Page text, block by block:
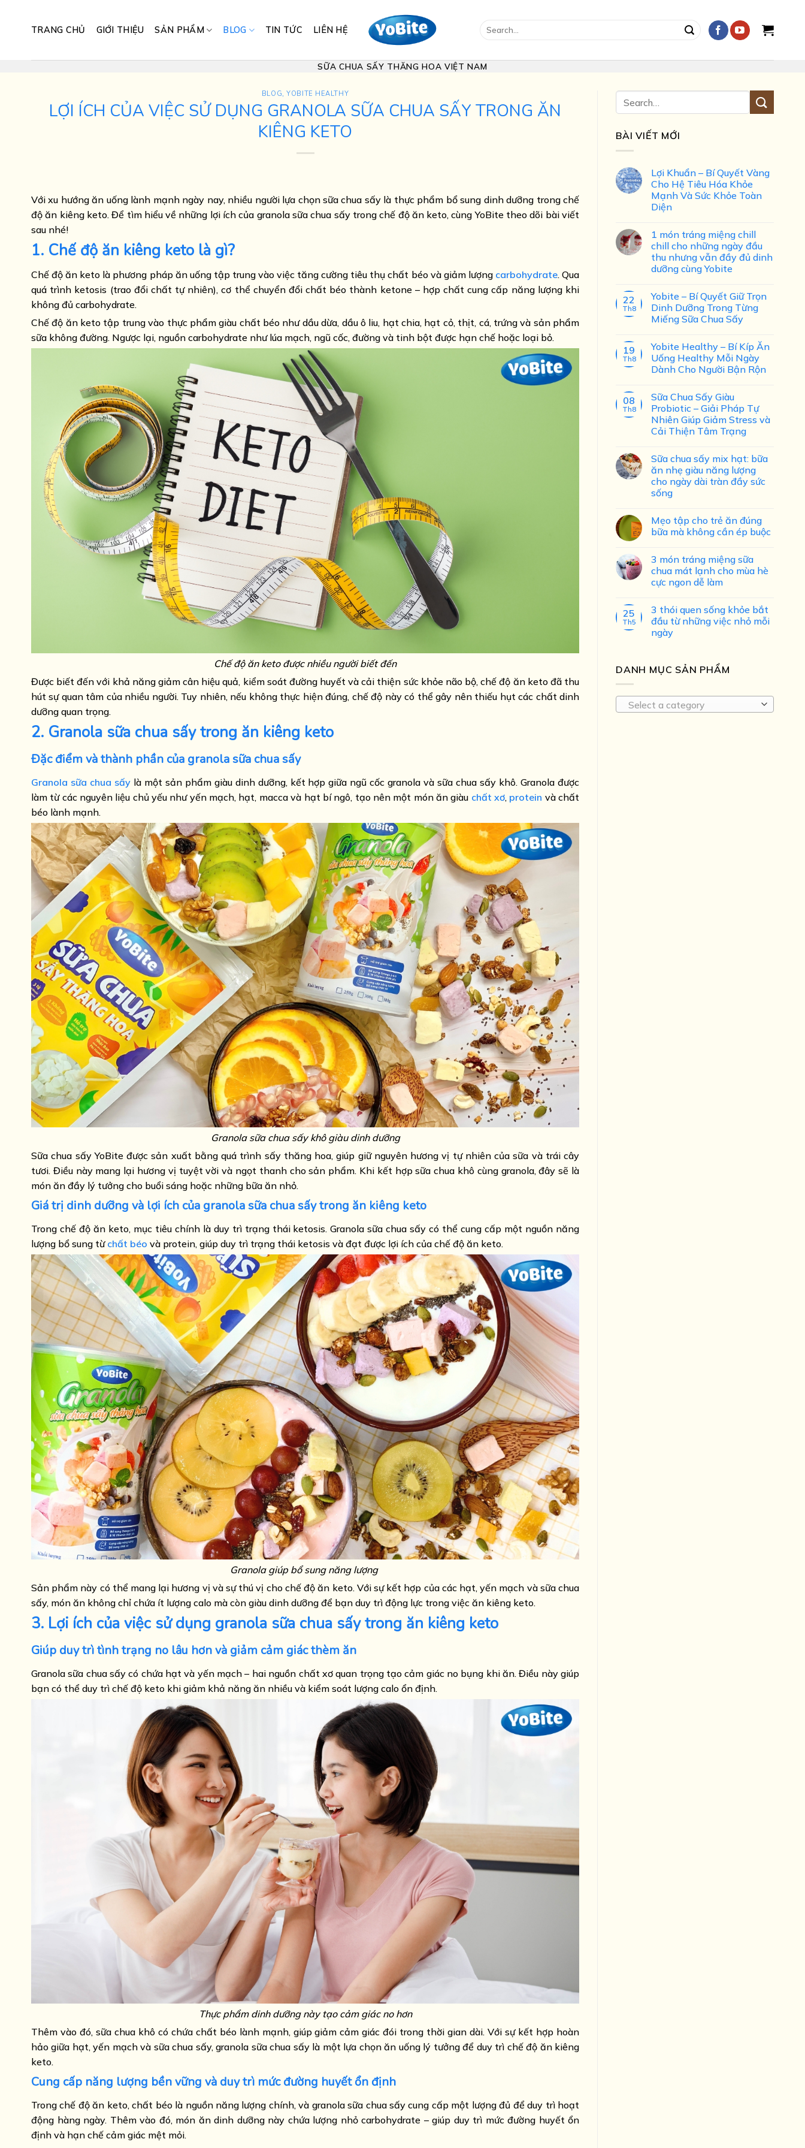
content
TRANG CHỦ GIỚI THIỆU SẢN PHẨM BLOG TIN TỨC LIÊN HỆ
Search
SỮA CHUA SẤY THĂNG HOA VIỆT NAM
BLOG,YOBITE HEALTHY
LỢI ÍCH CỦA VIỆC SỬ DỤNG GRANOLA SỮA CHUA SẤY TRONG ĂN
KIÊNG KETO
Với xu hướng ăn uống lành mạnh ngày nay, nhiều người lựa chọn sữa chua sấy là thực phẩm bổ sung dinh dưỡng trong chế
độ ăn kiêng keto. Để tìm hiểu về những lợi ích của granola sữa chua sấy trong chế độ ăn keto, cùng YoBite theo dõi bài viết
sau nhé!
1. Chế độ ăn kiêng keto là gì?
Chế độ ăn keto là phương pháp ăn uống tập trung vào việc tăng cường tiêu thụ chất béo và giảm lượng carbohydrate. Qua
quá trình ketosis (trao đổi chất tự nhiên), cơ thể chuyển đổi chất béo thành ketone – hợp chất cung cấp năng lượng khi
không đủ carbohydrate.
Chế độ ăn keto tập trung vào thực phẩm giàu chất béo như dầu dừa, dầu ô liu, hạt chia, hạt cỏ, thịt, cá, trứng và sản phẩm
sữa không đường. Ngược lại, nguồn carbohydrate như lúa mạch, ngũ cốc, đường và tinh bột được hạn chế hoặc loại bỏ.
Chế độ ăn keto được nhiều người biết đến
Được biết đến với khả năng giảm cân hiệu quả, kiểm soát đường huyết và cải thiện sức khỏe não bộ, chế độ ăn keto đã thu
hút sự quan tâm của nhiều người. Tuy nhiên, nếu không thực hiện đúng, chế độ này có thể gây nên thiếu hụt các chất dinh
dưỡng quan trọng.
2. Granola sữa chua sấy trong ăn kiêng keto
Đặc điểm và thành phần của granola sữa chua sấy
Granola sữa chua sấylà một sản phẩm giàu dinh dưỡng, kết hợp giữa ngũ cốc granola và sữa chua sấy khô. Granola được
làm từ các nguyên liệu chủ yếu như yến mạch, hạt, macca và hạt bí ngô, tạo nên một món ăn giàu chất xơ, protein và chất
béo lành mạnh.
Granola sữa chua sấy khô giàu dinh dưỡng
Sữa chua sấy YoBite được sản xuất bằng quá trình sấy thăng hoa, giúp giữ nguyên hương vị tự nhiên của sữa và trái cây
tươi. Điều này mang lại hương vị tuyệt vời và ngọt thanh cho sản phẩm. Khi kết hợp sữa chua khô cùng granola, đây sẽ là
món ăn đầy lý tưởng cho buổi sáng hoặc những bữa ăn nhỏ.
Giá trị dinh dưỡng và lợi ích của granola sữa chua sấy trong ăn kiêng keto
Trong chế độ ăn keto, mục tiêu chính là duy trì trạng thái ketosis. Granola sữa chua sấy có thể cung cấp một nguồn năng
lượng bổ sung từ chất béo và protein, giúp duy trì trạng thái ketosis và đạt được lợi ích của chế độ ăn keto.
Granola giúp bổ sung năng lượng
Sản phẩm này có thể mang lại hương vị và sự thú vị cho chế độ ăn keto. Với sự kết hợp của các hạt, yến mạch và sữa chua
sấy, món ăn không chỉ chứa ít lượng calo mà còn giàu dinh dưỡng để bạn duy trì động lực trong việc ăn kiêng keto.
3. Lợi ích của việc sử dụng granola sữa chua sấy trong ăn kiêng keto
Giúp duy trì tình trạng no lâu hơn và giảm cảm giác thèm ăn
Granola sữa chua sấy có chứa hạt và yến mạch – hai nguồn chất xơ quan trọng tạo cảm giác no bụng khi ăn. Điều này giúp
bạn có thể duy trì chế độ keto khi giảm khả năng ăn nhiều và kiểm soát lượng calo ổn định.
Thực phẩm dinh dưỡng này tạo cảm giác no hơn
Thêm vào đó, sữa chua khô có chứa chất béo lành mạnh, giúp giảm cảm giác đói trong thời gian dài. Với sự kết hợp hoàn
hảo giữa hạt, yến mạch và sữa chua sấy, granola sữa chua sấy là một lựa chọn ăn uống lý tưởng để duy trì chế độ ăn kiêng
keto.
Cung cấp năng lượng bền vững và duy trì mức đường huyết ổn định
Trong chế độ ăn keto, chất béo là nguồn năng lượng chính, và granola sữa chua sấy cung cấp một lượng đủ để duy trì hoạt
động hàng ngày. Thêm vào đó, món ăn dinh dưỡng này chứa lượng nhỏ carbohydrate – giúp duy trì mức đường huyết ổn
định và hạn chế cảm giác mệt mỏi.
BÀI VIẾT MỚI
Lợi Khuẩn – Bí Quyết Vàng
Cho Hệ Tiêu Hóa Khỏe
Mạnh Và Sức Khỏe Toàn
Diện
1 món tráng miệng chill
chill cho những ngày đầu
thu nhưng vẫn đầy đủ dinh
dưỡng cùng Yobite
22
Th8
Yobite – Bí Quyết Giữ Trọn
Dinh Dưỡng Trong Từng
Miếng Sữa Chua Sấy
19
Th8
Yobite Healthy – Bí Kíp Ăn
Uống Healthy Mỗi Ngày
Dành Cho Người Bận Rộn
08
Th8
Sữa Chua Sấy Giàu
Probiotic – Giải Pháp Tự
Nhiên Giúp Giảm Stress và
Cải Thiện Tâm Trạng
Sữa chua sấy mix hạt: bữa
ăn nhẹ giàu năng lượng
cho ngày dài tràn đầy sức
sống
Mẹo tập cho trẻ ăn đúng
bữa mà không cần ép buộc
3 món tráng miệng sữa
chua mát lạnh cho mùa hè
cực ngon dễ làm
25
Th5
3 thói quen sống khỏe bắt
đầu từ những việc nhỏ mỗi
ngày
DANH MỤC SẢN PHẨM
Select a category